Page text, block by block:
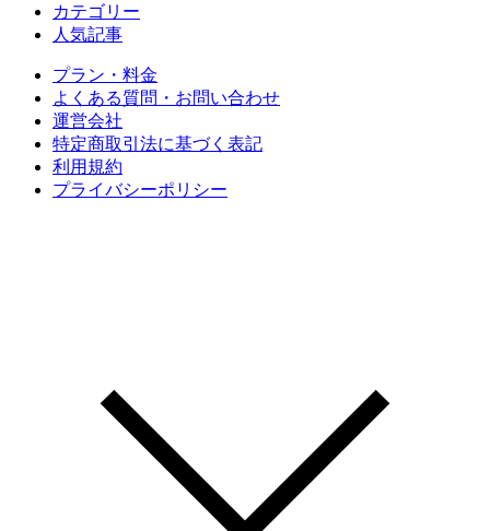
カテゴリー
人気記事
プラン・料金
よくある質問・お問い合わせ
運営会社
特定商取引法に基づく表記
利用規約
プライバシーポリシー